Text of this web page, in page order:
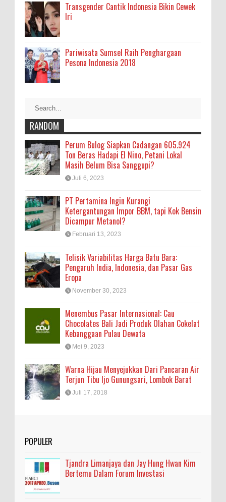
Transgender Cantik Indonesia Bikin Cewek
Iri
Pariwisata Sumsel Raih Penghargaan
Pesona Indonesia 2018
RANDOM
Perum Bulog Siapkan Cadangan 605.924
Ton Beras Hadapi El Nino, Petani Lokal
Masih Belum Bisa Sanggupi?
Juli 6, 2023
PT Pertamina Ingin Kurangi
Ketergantungan Impor BBM, tapi Kok Bensin
Dicampur Metanol?
Februari 13, 2023
Telisik Variabilitas Harga Batu Bara:
Pengaruh India, Indonesia, dan Pasar Gas
Eropa
November 30, 2023
Menembus Pasar Internasional: Cau
Chocolates Bali Jadi Produk Olahan Cokelat
Kebanggaan Pulau Dewata
Mei 9, 2023
Warna Hijau Menyejukkan Dari Pancaran Air
Terjun Tibu Ijo Gunungsari, Lombok Barat
Juli 17, 2018
POPULER
Tjandra Limanjaya dan Jay Hung Hwan Kim
Bertemu Dalam Forum Investasi